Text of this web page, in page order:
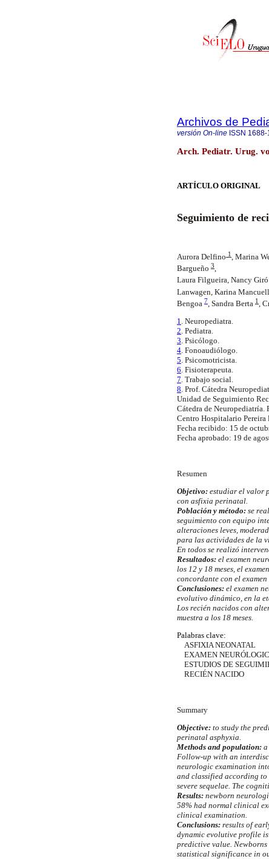
Archivos de
versión On-line ISSN
Arch. Pediatr. Urug.
ARTÍCULO ORIGINAL
Seguimiento de
Aurora Delfino 1 Marina
Bargueño 3,
Laura Filgueira, Nancy Giró
Lanwagen, Karina
Bengoa 7, Sandra Berta 1,
1. Neuropediatra.
2. Pediatra.
3. Psicólogo.
4. Fonoaudiólogo.
5. Psicomotricista.
6. Fisioterapeuta.
7. Trabajo social.
8. Prof. Cátedra
Unidad de Seguimiento
Cátedra de
Centro Hospitalario
Fecha recibido: 15 de
Fecha aprobado: 19 de
Resumen
Objetivo: estudiar el valor
con asfixia perinatal.
Población y método: se
seguimiento con equipo
alteraciones leves,
para las actividades de la
En todos se realizó
Resultados: el examen
los 12 y 18 meses, el
concordante con el
Conclusiones: el examen
evolutivo dinámico, en la
Los recién nacidos con
muestra a los 18 meses.
Palabras clave:
ASFIXIA NEONATAL
EXAMEN
ESTUDIOS DE
RECIÉN NACIDO
Summary
Objective: to study the
perinatal asphyxia.
Methods and population:
Follow-up with an
neurologic examination
and classified according
severe sequelae. The
Results: newborn
58% had normal clinical
clinical examination.
Conclusions: results of
dynamic evolutive profile
predictive value.
statistical significance in